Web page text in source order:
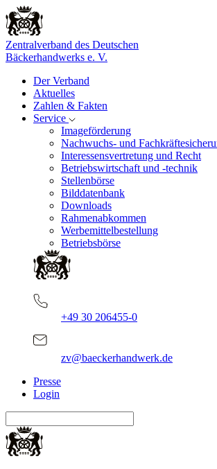
Zentralverband des Deutschen
Bäckerhandwerks e. V.
Der Verband
Aktuelles
Zahlen & Fakten
Service
Imageförderung
Nachwuchs- und
Interessensvertretung und Recht
Betriebswirtschaft und -technik
Stellenbörse
Bilddatenbank
Downloads
Rahmenabkommen
Werbemittelbestellung
Betriebsbörse
+49 30 206455-0
zv@baeckerhandwerk.de
Presse
Login